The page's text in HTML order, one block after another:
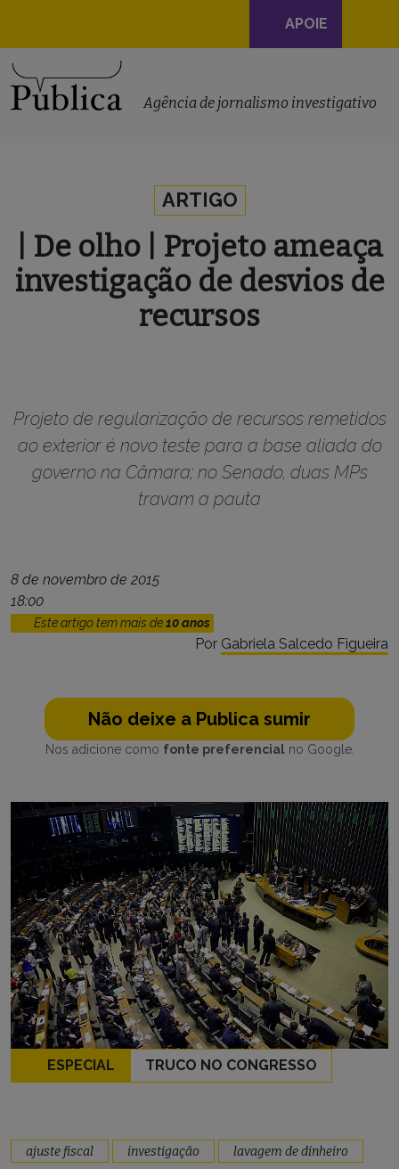
Navegação
principal
APOIE
Agência de jornalismo investigativo
ARTIGO
| De olho | Projeto ameaça
investigação de desvios de
recursos
Projeto de regularização de recursos remetidos
ao exterior é novo teste para a base aliada do
governo na Câmara; no Senado, duas MPs
travam a pauta
8 de novembro de 2015
18:00
Este artigo tem mais de10 anos
Por Gabriela Salcedo Figueira
Não deixe a Publica sumir
Nos adicione como fonte preferencialno Google.
ESPECIAL TRUCO NO CONGRESSO
ajuste fiscal investigação
lavagem de dinheiro